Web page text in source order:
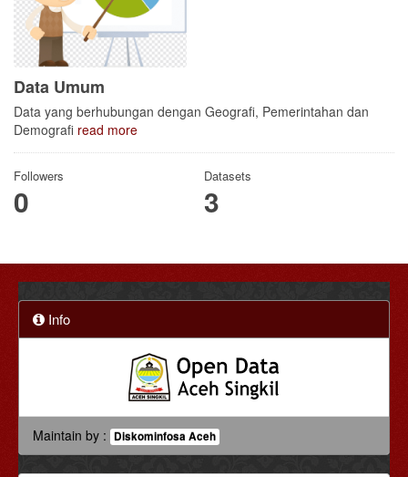
Data Umum
Data yang berhubungan dengan Geografi, Pemerintahan dan
Demografi read more
Followers
0
Datasets
3
Info
Maintain by : Diskominfosa Aceh